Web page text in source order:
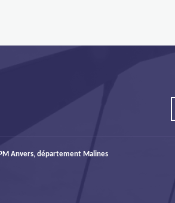
Anvers, département Malines